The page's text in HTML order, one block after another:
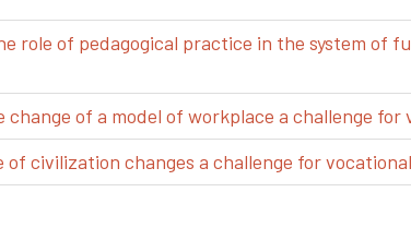
role of pedagogical practice in the system of
of a model of workplace a challenge for
of civilization changes a challenge for